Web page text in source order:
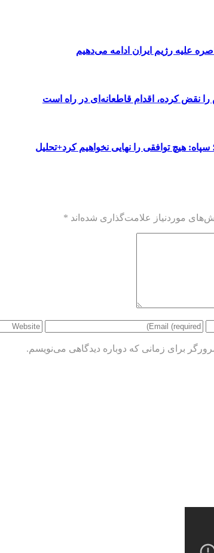
علیه رژیم ایران ادامه می‌دهیم
نقض کرده، اقدام قاطعانه‌ای در راه است
هیچ توافقی را نهایی نخواهیم کرد+تحلیل
موردنیاز علامت‌گذاری شده‌اند *
برای زمانی که دوباره دیدگاهی می‌نویسم.